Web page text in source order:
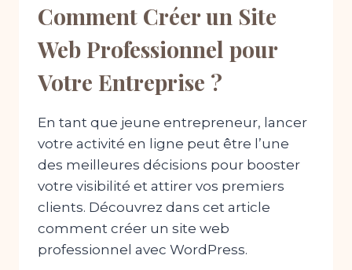
Comment Créer un Site
Web Professionnel pour
Votre Entreprise ?
En tant que jeune entrepreneur, lancer
votre activité en ligne peut être l’une
des meilleures décisions pour booster
votre visibilité et attirer vos premiers
clients. Découvrez dans cet article
comment créer un site web
professionnel avec WordPress.